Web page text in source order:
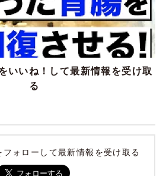
いね！して最新情報を受け取
る
ォローして最新情報を受け取る